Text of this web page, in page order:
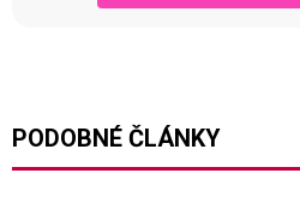
PODOBNÉ ČLÁNKY